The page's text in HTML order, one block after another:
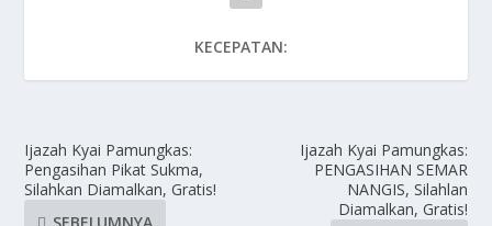
KECEPATAN:
Ijazah Kyai Pamungkas:
Pengasihan Pikat Sukma,
Silahkan Diamalkan, Gratis!
Ijazah Kyai Pamungkas:
PENGASIHAN SEMAR
NANGIS, Silahlan
Diamalkan, Gratis!